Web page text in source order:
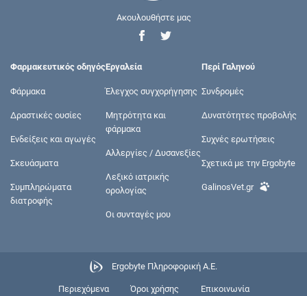
Ακουλουθήστε μας
Φαρμακευτικός οδηγός
Φάρμακα
Δραστικές ουσίες
Ενδείξεις και αγωγές
Σκευάσματα
Συμπληρώματα
διατροφής
Εργαλεία
Έλεγχος συγχορήγησης
Μητρότητα και
φάρμακα
Αλλεργίες / Δυσανεξίες
Λεξικό ιατρικής
ορολογίας
Οι συνταγές μου
Περί Γαληνού
Συνδρομές
Δυνατότητες προβολής
Συχνές ερωτήσεις
Σχετικά με την Ergobyte
GalinosVet.gr
Ergobyte Πληροφορική Α.Ε.
Περιεχόμενα Όροι χρήσης Επικοινωνία